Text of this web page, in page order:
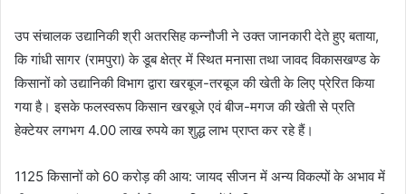
उप संचालक उद्यानिकी श्री अतरसिह कन्‍नौजी ने उक्‍त जानकारी देते हुए बताया,
कि गांधी सागर (रामपुरा) के डूब क्षेत्र में स्थित मनासा तथा जावद विकासखण्ड के
किसानों को उद्यानिकी विभाग द्वारा खरबूज-तरबूज की खेती के लिए प्रेरित किया
गया है। इसके फलस्वरूप किसान खरबूजे एवं बीज-मगज की खेती से प्रति
हेक्टेयर लगभग 4.00 लाख रुपये का शुद्ध लाभ प्राप्त कर रहे हैं।
1125 किसानों को 60 करोड़ की आय: जायद सीजन में अन्य विकल्पों के अभाव में